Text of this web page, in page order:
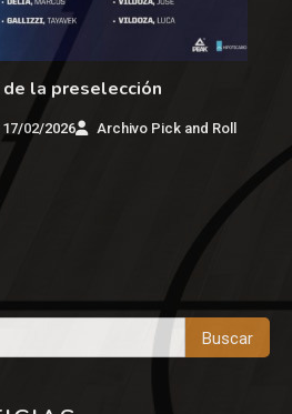
la preselección
17/02/2026 Archivo Pick and Roll
Buscar